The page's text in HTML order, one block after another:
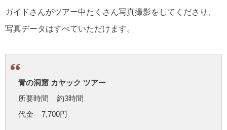
ガイドさんがツアー中たくさん写真撮影をしてくださり、
写真データはすべていただけます。
青の洞窟 カヤック ツアー
所要時間 約3時間
代金 7,700円